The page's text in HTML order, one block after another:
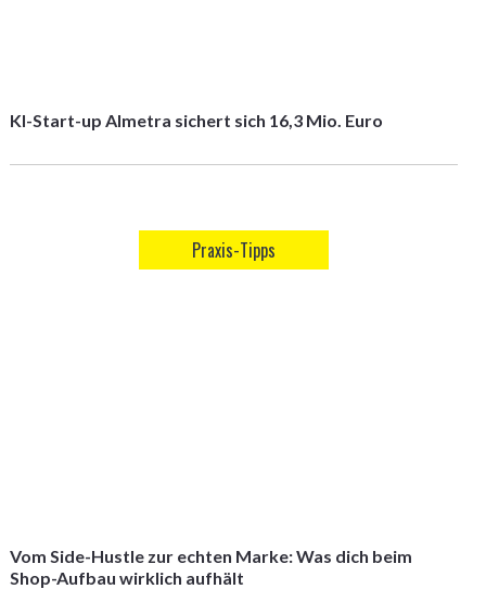
KI-Start-up Almetra sichert sich 16,3 Mio. Euro
Praxis-Tipps
Vom Side-Hustle zur echten Marke: Was dich beim
Shop-Aufbau wirklich aufhält